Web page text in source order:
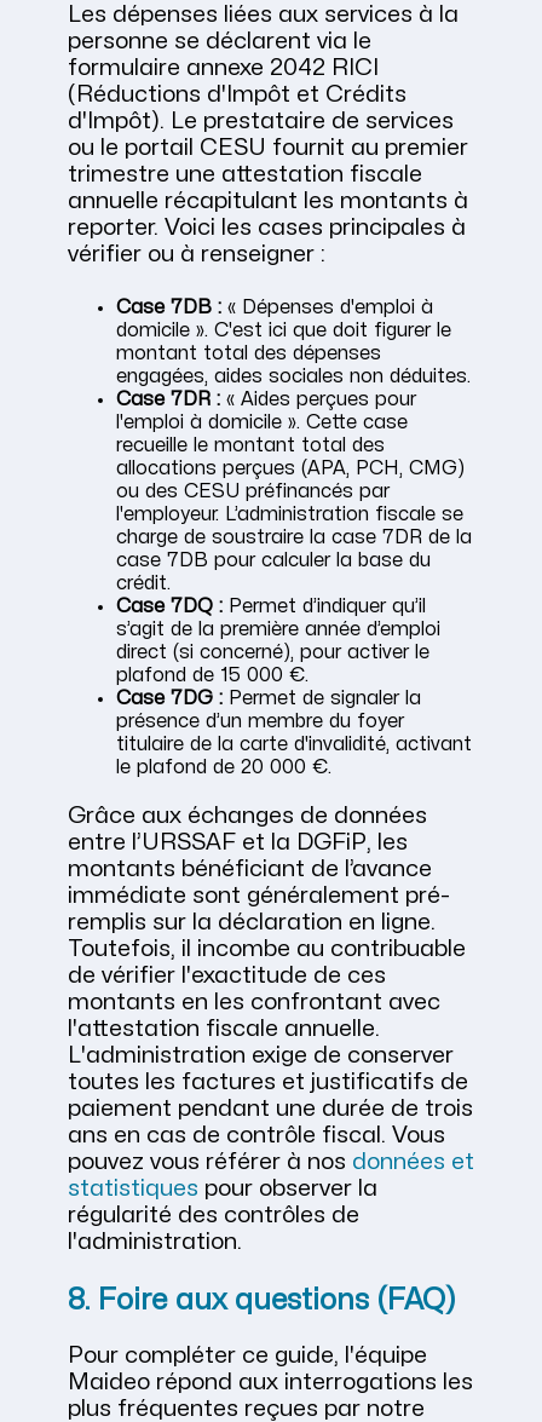
Les dépenses liées aux services à la
personne se déclarent via le
formulaire annexe 2042 RICI
(Réductions d'Impôt et Crédits
d'Impôt). Le prestataire de services
ou le portail CESU fournit au premier
trimestre une attestation fiscale
annuelle récapitulant les montants à
reporter. Voici les cases principales à
vérifier ou à renseigner :
Case 7DB : « Dépenses d'emploi à
domicile ». C'est ici que doit figurer le
montant total des dépenses
engagées, aides sociales non déduites.
Case 7DR : « Aides perçues pour
l'emploi à domicile ». Cette case
recueille le montant total des
allocations perçues (APA, PCH, CMG)
ou des CESU préfinancés par
l'employeur. L’administration fiscale se
charge de soustraire la case 7DR de la
case 7DB pour calculer la base du
crédit.
Case 7DQ : Permet d’indiquer qu’il
s’agit de la première année d’emploi
direct (si concerné), pour activer le
plafond de 15 000 €.
Case 7DG : Permet de signaler la
présence d’un membre du foyer
titulaire de la carte d'invalidité, activant
le plafond de 20 000 €.
Grâce aux échanges de données
entre l’URSSAF et la DGFiP, les
montants bénéficiant de l’avance
immédiate sont généralement pré-
remplis sur la déclaration en ligne.
Toutefois, il incombe au contribuable
de vérifier l'exactitude de ces
montants en les confrontant avec
l'attestation fiscale annuelle.
L'administration exige de conserver
toutes les factures et justificatifs de
paiement pendant une durée de trois
ans en cas de contrôle fiscal. Vous
pouvez vous référer à nos données et
statistiques pour observer la
régularité des contrôles de
l'administration.
8. Foire aux questions (FAQ)
Pour compléter ce guide, l'équipe
Maideo répond aux interrogations les
plus fréquentes reçues par notre